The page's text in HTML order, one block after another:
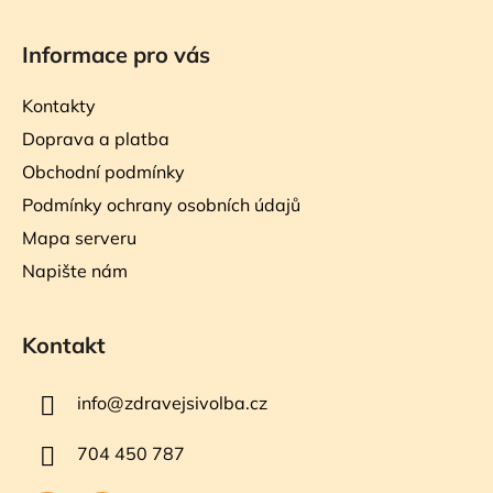
Informace pro vás
Kontakty
Doprava a platba
Obchodní podmínky
Podmínky ochrany osobních údajů
Mapa serveru
Napište nám
Kontakt
info@zdravejsivolba.cz
704 450 787